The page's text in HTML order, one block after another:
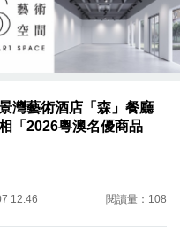
灣藝術酒店「森」餐廳
「2026粵澳名優商品
12:46 閱讀量：108